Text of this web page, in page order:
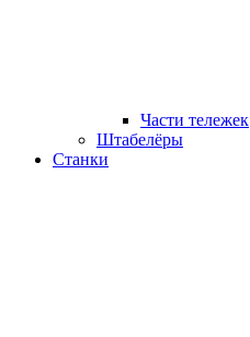
Части тележек
Штабелёры
Станки